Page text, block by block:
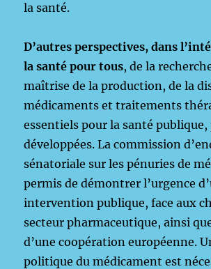
la santé.
D’autres perspectives, dans
la santé pour tous, de la
maîtrise de la production, de la
médicaments et traitements
essentiels pour la santé
développées. La commission
sénatoriale sur les pénuries de
permis de démontrer l’urgence
intervention publique, face aux
secteur pharmaceutique, ainsi
d’une coopération européenne.
politique du médicament est